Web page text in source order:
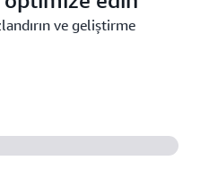
ve geliştirme